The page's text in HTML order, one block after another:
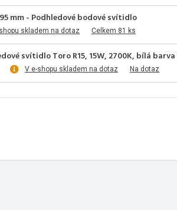
mm - Podhledové bodové svítidlo
skladem na dotaz Celkem 81 ks
svítidlo Toro R15, 15W, 2700K, bílá
V e-shopu skladem na dotaz Na dotaz